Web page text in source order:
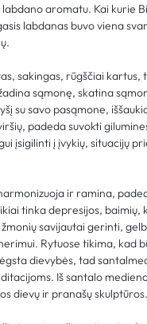
labdano aromatu. Kai kurie
labdanas buvo viena
sakingas, rūgščiai kartus,
sąmonę, skatina
su savo pasąmone,
padeda suvokti
įsigilinti į įvykių, situacijų
ir ramina,
tinka depresijos, baimių,
savijautai gerinti,
Rytuose tikima, kad
dievybės, tad
Iš santalo
dievų ir pranašų skulptūros.